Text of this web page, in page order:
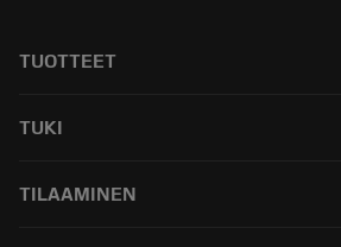
TUOTTEET
Kaikki ohjelmistot
TUKI
Jakelijat ja asiantuntijat
TILAAMINEN